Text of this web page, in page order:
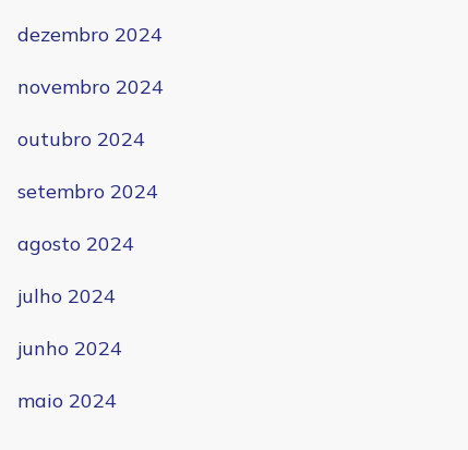
dezembro 2024
novembro 2024
outubro 2024
setembro 2024
agosto 2024
julho 2024
junho 2024
maio 2024